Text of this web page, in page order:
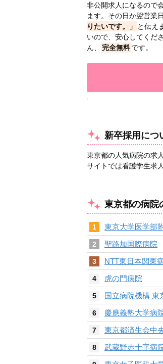
非公開求人になるので
ます。その日か翌営業
りたいです。」
と伝え
いので、安心してくだ
ん、
完全無料です。
新卒採用につ
東京都の人気病院の求
サイトでは看護学生求
東京都の病院
1 東京大学医学部
2 聖路加国際病院
3 NTT東日本関東
4 虎の門病院
5 国立病院機構 東
6 慶應義塾大学病
7 東京都済生会中
8 武蔵野赤十字病